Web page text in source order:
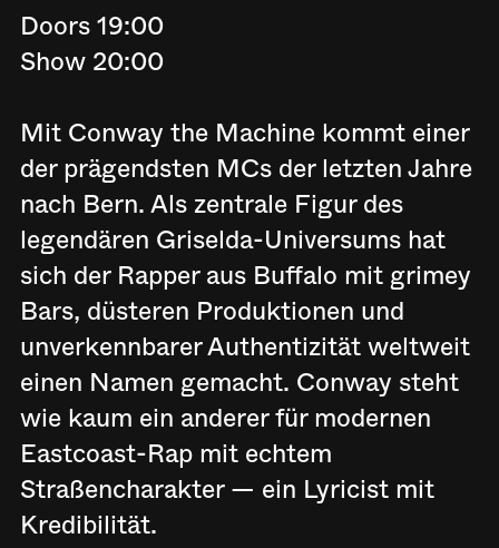
Doors 19:00
Show 20:00
Mit Conway the Machine kommt einer
der prägendsten MCs der letzten Jahre
nach Bern. Als zentrale Figur des
legendären Griselda-Universums hat
sich der Rapper aus Buffalo mit grimey
Bars, düsteren Produktionen und
unverkennbarer Authentizität weltweit
einen Namen gemacht. Conway steht
wie kaum ein anderer für modernen
Eastcoast-Rap mit echtem
Straßencharakter — ein Lyricist mit
Kredibilität.